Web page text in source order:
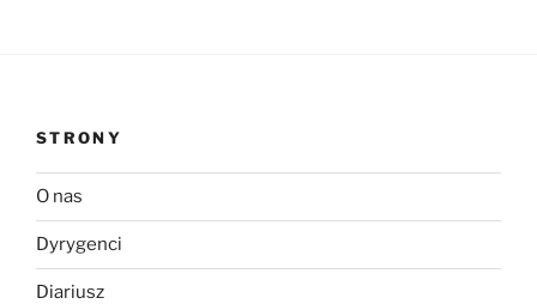
STRONY
O nas
Dyrygenci
Diariusz